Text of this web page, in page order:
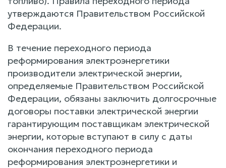
утверждаются Правительством Российской
Федерации.
В течение переходного периода
реформирования электроэнергетики
производители электрической энергии,
определяемые Правительством Российской
Федерации, обязаны заключить долгосрочные
договоры поставки электрической энергии
гарантирующим поставщикам электрической
энергии, которые вступают в силу с даты
окончания переходного периода
реформирования электроэнергетики и